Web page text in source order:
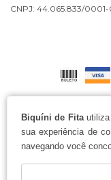
Biquíni de Fitautiliza
sua experiência de
navegando você
CNPJ: 44.065.833/